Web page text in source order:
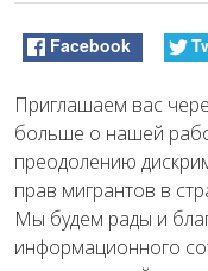
Facebook
Приглашаем вас
больше о нашей
преодолению
прав мигрантов в
Мы будем рады и
информационного